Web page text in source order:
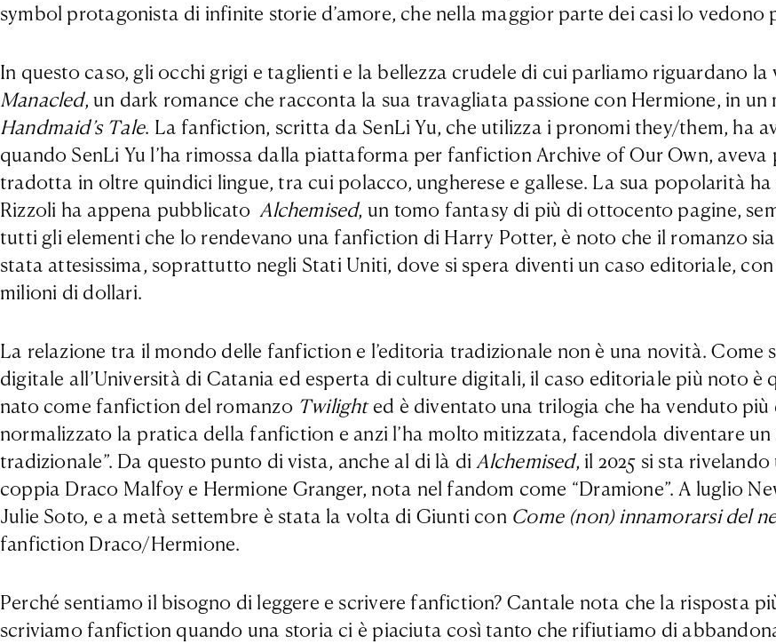
symbol protagonista di infinite storie d’amore, che nella maggior parte dei casi lo vedono
In questo caso, gli occhi grigi e taglienti e la bellezza crudele di cui parliamo riguardano
Manacled, un dark romance che racconta la sua travagliata passione con Hermione, in
Handmaid’s Tale. La fanfiction, scritta da SenLi Yu, che utilizza i pronomi they/them, ha
quando SenLi Yu l’ha rimossa dalla piattaforma per fanfiction Archive of Our Own,
tradotta in oltre quindici lingue, tra cui polacco, ungherese e gallese. La sua popolarità
Rizzoli ha appena pubblicatoAlchemised, un tomo fantasy di più di ottocento pagine,
tutti gli elementi che lo rendevano una fanfiction di Harry Potter, è noto che il romanzo
stata attesissima, soprattutto negli Stati Uniti, dove si spera diventi un caso editoriale,
milioni di dollari.
La relazione tra il mondo delle fanfiction e l’editoria tradizionale non è una novità.
digitale all’Università di Catania ed esperta di culture digitali, il caso editoriale più noto è
nato come fanfiction del romanzo Twilighted è diventato una trilogia che ha venduto
normalizzato la pratica della fanfiction e anzi l’ha molto mitizzata, facendola diventare
tradizionale”. Da questo punto di vista, anche al di là diAlchemised, il 2025 si sta
coppia Draco Malfoy e Hermione Granger, nota nel fandom come “Dramione”. A luglio
Julie Soto, e a metà settembre è stata la volta di Giunti con Come (non) innamorarsi del
fanfiction Draco/Hermione.
Perché sentiamo il bisogno di leggere e scrivere fanfiction? Cantale nota che la risposta
scriviamo fanfiction quando una storia ci è piaciuta così tanto che rifiutiamo di